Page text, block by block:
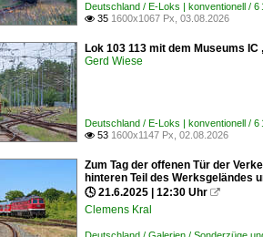
Deutschland / E-Loks | konventionell /
 35 1600x1067 Px, 03.08.2026
Lok 103 113 mit dem Museums
Gerd Wiese
Deutschland / E-Loks | konventionell /
 53 1600x1147 Px, 02.08.2026
Zum Tag der offenen Tür der
hinteren Teil des Werksgeländes
🕓 21.6.2025 | 12:30 Uhr 
Clemens Kral